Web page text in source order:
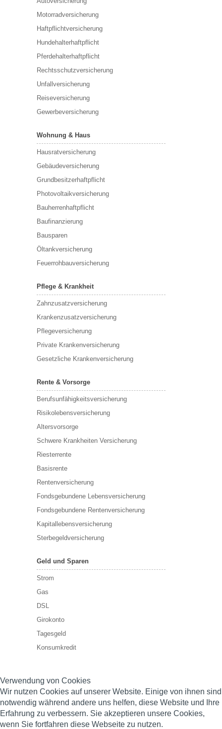
Motorradversicherung
Haftpflichtversicherung
Hundehalterhaftpflicht
Pferdehalterhaftpflicht
Rechtsschutzversicherung
Unfallversicherung
Reiseversicherung
Gewerbeversicherung
Wohnung & Haus
Hausratversicherung
Gebäudeversicherung
Grundbesitzerhaftpflicht
Photovoltaikversicherung
Bauherrenhaftpflicht
Baufinanzierung
Bausparen
Öltankversicherung
Feuerrohbauversicherung
Pflege & Krankheit
Zahnzusatzversicherung
Krankenzusatzversicherung
Pflegeversicherung
Private Krankenversicherung
Gesetzliche Krankenversicherung
Rente & Vorsorge
Berufs­unfähigkeitsversicherung
Risikolebensversicherung
Altersvorsorge
Schwere Krankheiten Versicherung
Riesterrente
Basisrente
Rentenversicherung
Fondsgebundene Lebensversicherung
Fondsgebundene Rentenversicherung
Kapitallebensversicherung
Sterbegeldversicherung
Geld und Sparen
Strom
Gas
DSL
Girokonto
Tagesgeld
Konsumkredit
Verwendung von Cookies
Wir nutzen Cookies auf unserer Website. Einige von ihnen sind
notwendig während andere uns helfen, diese Website und Ihre
Erfahrung zu verbessern. Sie akzeptieren unsere Cookies,
wenn Sie fortfahren diese Webseite zu nutzen.